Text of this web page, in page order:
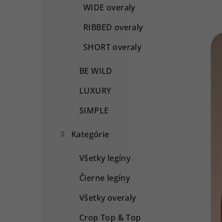
WIDE overaly
RIBBED overaly
SHORT overaly
BE WILD
LUXURY
SIMPLE
Kategórie
Všetky legíny
Čierne legíny
Všetky overaly
Crop Top & Top